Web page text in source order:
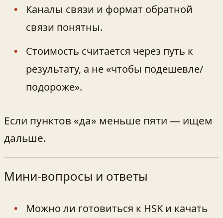
Каналы связи и формат обратной
связи понятны.
Стоимость считается через путь к
результату, а не «чтобы подешевле/
подороже».
Если пунктов «да» меньше пяти — ищем
дальше.
Мини‑вопросы и ответы
Можно ли готовиться к HSK и качать